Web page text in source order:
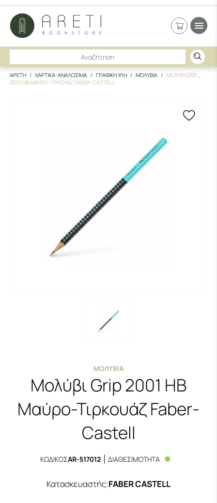
ΑΡΕΤΗ ΧΑΡΤΙΚΑ-ΑΝΑΛΩΣΙΜΑ ΓΡΑΦΙΚΗ ΥΛΗ ΜΟΛΥΒΙΑ
ΜΟΛΥΒΙ GRIP
2001 HB ΜΑΥΡΟ-ΤΙΡΚΟΥΑΖ FABER-CASTELL
ΜΟΛΎΒΙΑ
Μολύβι Grip 2001 HB
Μαύρο-Τιρκουάζ Faber-
Castell
ΚΩΔΙΚΟΣAR-517012 ΔΙΑΘΕΣΙΜΟΤΗΤΑ
Κατασκευαστής:FABER CASTELL